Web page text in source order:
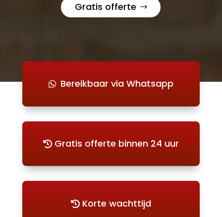
Gratis offerte
Bereikbaar via Whatsapp
Gratis offerte binnen 24 uur
Korte wachttijd